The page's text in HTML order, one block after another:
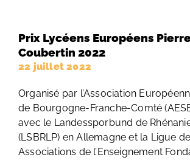
Prix Lycéens Européens
Coubertin 2022
22 juillet 2022
Organisé par l’Association
de Bourgogne-Franche-Comté
avec le Landessporbund de
(LSBRLP) en Allemagne et la Ligue
Associations de l’Enseignement